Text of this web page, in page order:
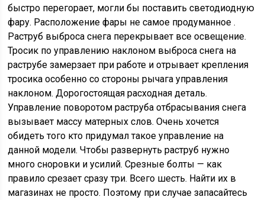
быстро перегорает, могли бы поставить светодиодную
фару. Расположение фары не самое продуманное .
Раструб выброса снега перекрывает все освещение.
Тросик по управлению наклоном выброса снега на
раструбе замерзает при работе и отрывает крепления
тросика особенно со стороны рычага управления
наклоном. Дорогостоящая расходная деталь.
Управление поворотом раструба отбрасывания снега
вызывает массу матерных слов. Очень хочется
обидеть того кто придумал такое управление на
данной модели. Чтобы развернуть раструб нужно
много сноровки и усилий. Срезные болты — как
правило срезает сразу три. Всего шесть. Найти их в
магазинах не просто. Поэтому при случае запасайтесь